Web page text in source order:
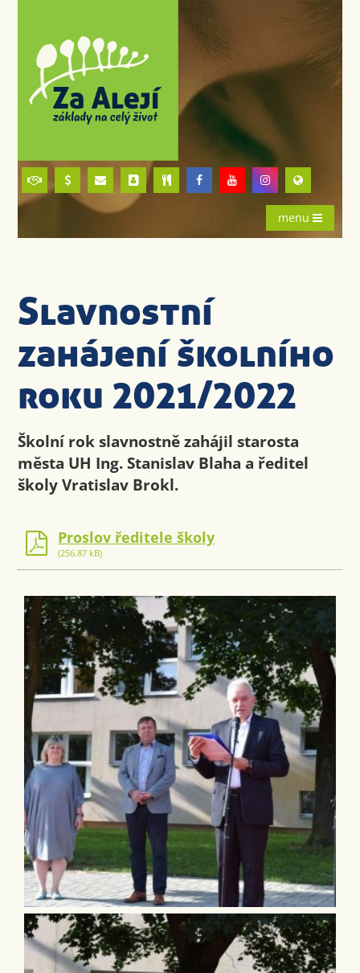
menu
Slavnostní
zahájení školního
roku 2021/2022
Školní rok slavnostně zahájil starosta
města UH Ing. Stanislav Blaha a ředitel
školy Vratislav Brokl.
Proslov ředitele školy
(256.87 kB)